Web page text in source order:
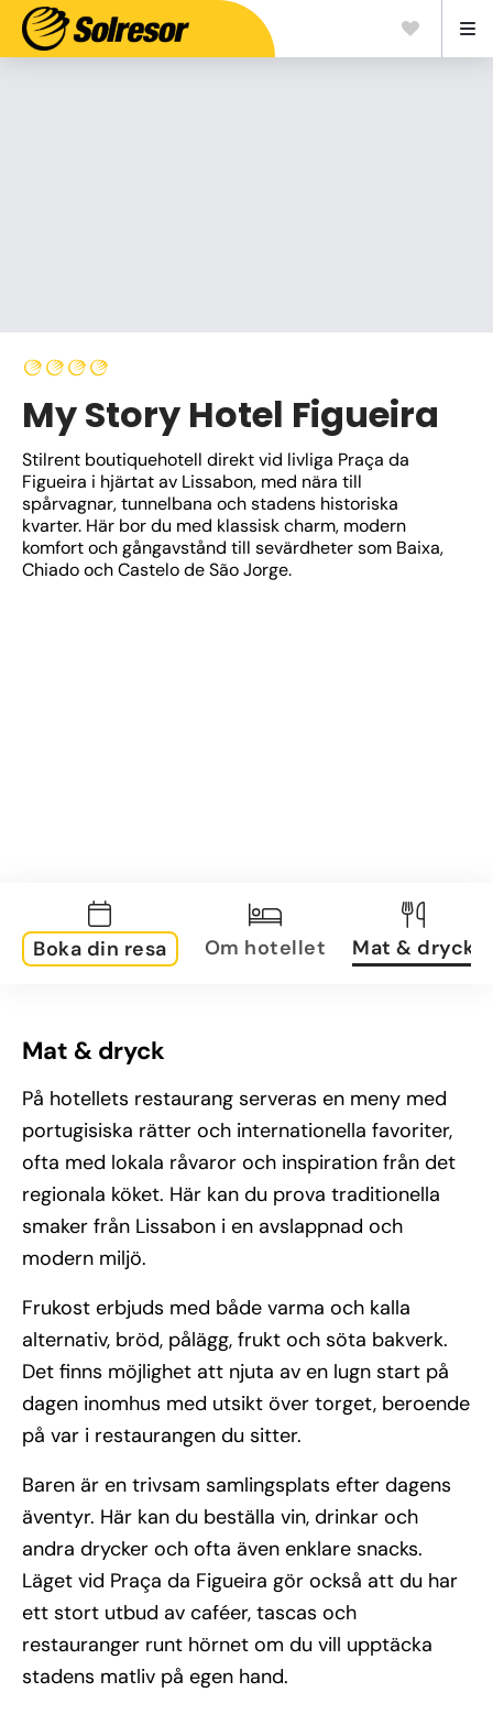
My Story Hotel Figueira
Stilrent boutiquehotell direkt vid livliga Praça da
Figueira i hjärtat av Lissabon, med nära till
spårvagnar, tunnelbana och stadens historiska
kvarter. Här bor du med klassisk charm, modern
komfort och gångavstånd till sevärdheter som Baixa,
Chiado och Castelo de São Jorge.
Boka din resa Om hotellet Mat & dryck
Mat & dryck
På hotellets restaurang serveras en meny med
portugisiska rätter och internationella favoriter,
ofta med lokala råvaror och inspiration från det
regionala köket. Här kan du prova traditionella
smaker från Lissabon i en avslappnad och
modern miljö.
Frukost erbjuds med både varma och kalla
alternativ, bröd, pålägg, frukt och söta bakverk.
Det finns möjlighet att njuta av en lugn start på
dagen inomhus med utsikt över torget, beroende
på var i restaurangen du sitter.
Baren är en trivsam samlingsplats efter dagens
äventyr. Här kan du beställa vin, drinkar och
andra drycker och ofta även enklare snacks.
Läget vid Praça da Figueira gör också att du har
ett stort utbud av caféer, tascas och
restauranger runt hörnet om du vill upptäcka
stadens matliv på egen hand.